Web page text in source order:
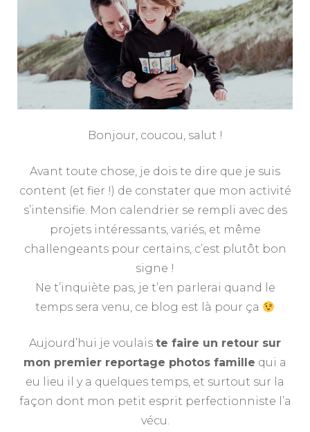
Bonjour, coucou, salut !
Avant toute chose, je dois te dire que je suis
content (et fier !) de constater que mon activité
s’intensifie. Mon calendrier se rempli avec des
projets intéressants, variés, et même
challengeants pour certains, c’est plutôt bon
signe !
Ne t’inquiète pas, je t’en parlerai quand le
temps sera venu, ce blog est là pour ça
Aujourd’hui je voulais te faire un retour sur
mon premier reportage photos famille qui a
eu lieu il y a quelques temps, et surtout sur la
façon dont mon petit esprit perfectionniste l’a
vécu.